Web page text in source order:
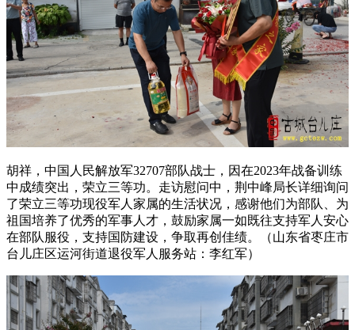
胡祥，中国人民解放军32707部队战士，因在2023年战备训练
中成绩突出，荣立三等功。走访慰问中，荆中峰局长详细询问
了荣立三等功现役军人家属的生活状况，感谢他们为部队、为
祖国培养了优秀的军事人才，鼓励家属一如既往支持军人安心
在部队服役，支持国防建设，争取再创佳绩。（山东省枣庄市
台儿庄区运河街道退役军人服务站：李红军）